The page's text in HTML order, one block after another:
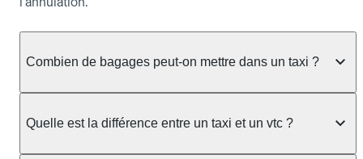
Combien de bagages peut-on mettre dans un taxi ?
taxi berline accueille en général jusqu'à 3 bagages
Quelle est la différence entre un taxi et un vtc ?